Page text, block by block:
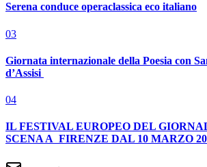
Serena conduce operaclassica eco italiano
03
Giornata internazionale della Poesia con
d’Assisi
04
IL FESTIVAL EUROPEO DEL
SCENA A FIRENZE DAL 10 MARZO